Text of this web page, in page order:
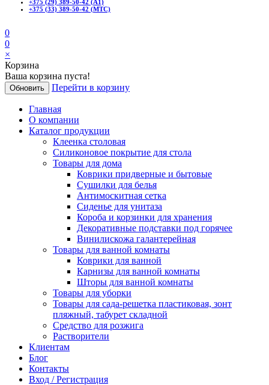
+375 (29) 389-50-42 (А1)
+375 (33) 389-50-42 (МТС)
0
0
×
Корзина
Ваша корзина пуста!
Обновить Перейти в корзину
Главная
О компании
Каталог продукции
Клеенка столовая
Силиконовое покрытие для стола
Товары для дома
Коврики придверные и бытовые
Сушилки для белья
Антимоскитная сетка
Сиденье для унитаза
Короба и корзинки для хранения
Декоративные подставки под горячее
Винилискожа галантерейная
Товары для ванной комнаты
Коврики для ванной
Карнизы для ванной комнаты
Шторы для ванной комнаты
Товары для уборки
Товары для сада-решетка пластиковая, зонт
пляжный, табурет складной
Средство для розжига
Растворители
Клиентам
Блог
Контакты
Вход / Регистрация